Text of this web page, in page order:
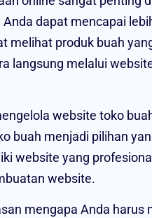
dapat mencapai
melihat produk buah
langsung melalui
website toko
buah menjadi pilihan
website yang
website.
mengapa Anda